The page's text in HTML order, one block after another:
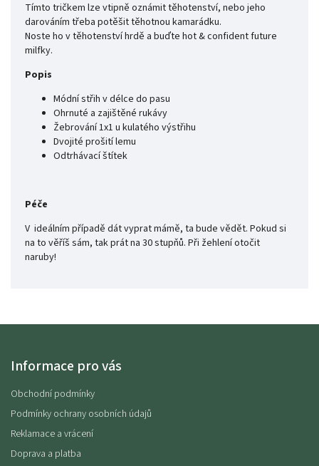
Tímto tričkem lze vtipně oznámit těhotenství, nebo jeho
darováním třeba potěšit těhotnou kamarádku.
Noste ho v těhotenství hrdě a buďte hot & confident future
milfky.
Popis
Módní střih v délce do pasu
Ohrnuté a zajištěné rukávy
Žebrování 1x1 u kulatého výstřihu
Dvojité prošití lemu
Odtrhávací štítek
Péče
V ideálním případě dát vyprat mámě, ta bude vědět. Pokud si
na to věříš sám, tak prát na 30 stupňů. Při žehlení otočit
naruby!
Informace pro vás
Obchodní podmínky
Podmínky ochrany osobních údajů
Reklamace a vrácení
Doprava a platba